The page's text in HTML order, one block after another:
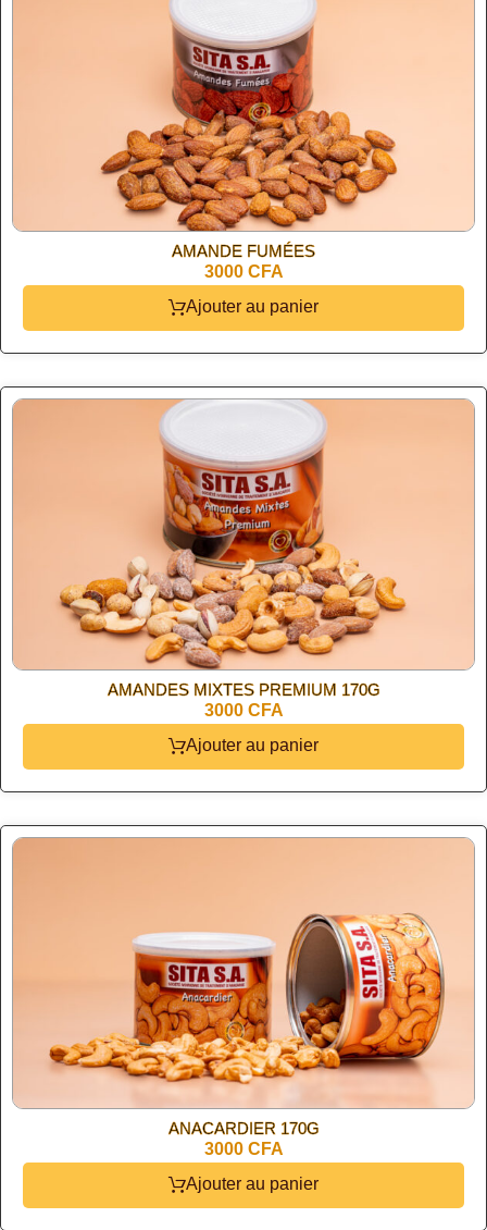
AMANDE FUMÉES
3000 CFA
Ajouter au panier
AMANDES MIXTES PREMIUM 170G
3000 CFA
Ajouter au panier
ANACARDIER 170G
3000 CFA
Ajouter au panier